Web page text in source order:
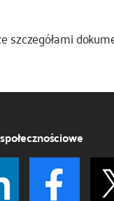
szczegółami